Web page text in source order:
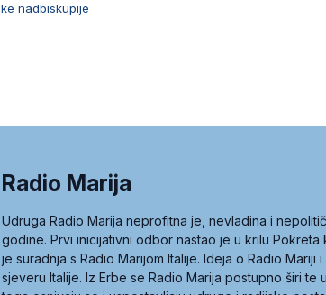
nadbiskupije
Radio Marija
Udruga Radio Marija neprofitna je, nevladina i
godine. Prvi inicijativni odbor nastao je u krilu
je suradnja s Radio Marijom Italije. Ideja o Radio
sjeveru Italije. Iz Erbe se Radio Marija postupno širi